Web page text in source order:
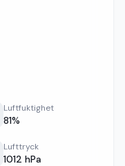
Luftfuktighet
81%
Lufttryck
1012 hPa